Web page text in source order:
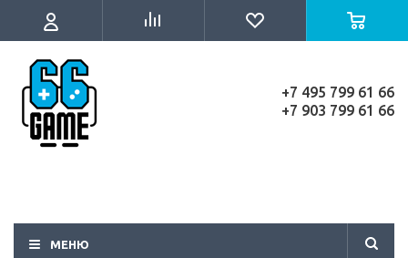
+7 495 799 61 66
+7 903 799 61 66
МЕНЮ